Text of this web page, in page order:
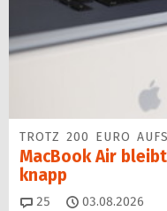
TROTZ 200 EURO
MacBook Air
knapp
25 Kommentare
03.08.2026